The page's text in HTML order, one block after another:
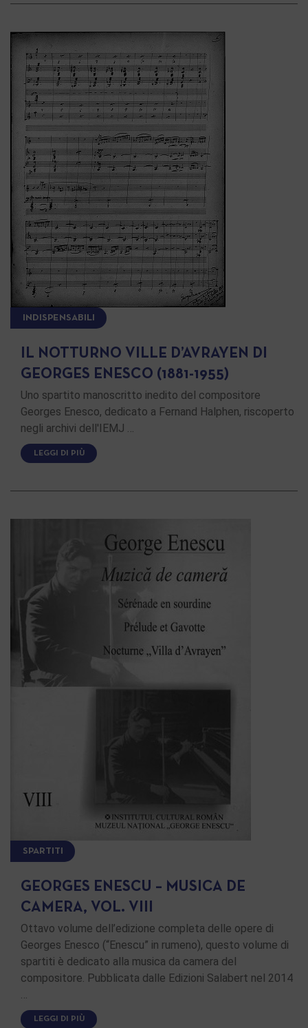
INDISPENSABILI
IL NOTTURNO VILLE D’AVRAYEN DI
GEORGES ENESCO (1881-1955)
Uno spartito manoscritto inedito del compositore
Georges Enesco, dedicato a Fernand Halphen, riscoperto
negli archivi dell'IEMJ …
LEGGI DI PIÙ
SPARTITI
GEORGES ENESCU – MUSICA DE
CAMERA, VOL. VIII
Ottavo volume dell’edizione completa delle opere di
Georges Enesco (“Enescu” in rumeno), questo volume di
spartiti è dedicato alla musica da camera del
compositore. Pubblicata dalle Edizioni Salabert nel 2014
LEGGI DI PIÙ